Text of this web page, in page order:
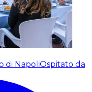
di NapoliOspitato da